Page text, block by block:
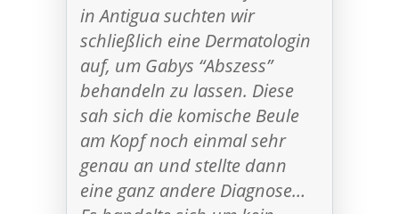
in Antigua suchten wir
schließlich eine Dermatologin
auf, um Gabys “Abszess”
behandeln zu lassen. Diese
sah sich die komische Beule
am Kopf noch einmal sehr
genau an und stellte dann
eine ganz andere Diagnose…